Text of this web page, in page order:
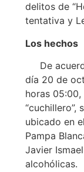
delitos de
tentativa y
Los hechos
De
día 20 de
horas
“cuchillero”,
ubicado en
Pampa
Javier
alcohólicas.